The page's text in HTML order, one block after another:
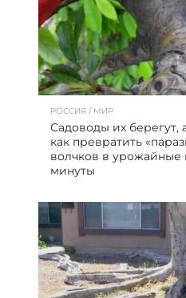
РОССИЯ / МИР
Садоводы их берегут,
как превратить
волчков в урожайные
минуты